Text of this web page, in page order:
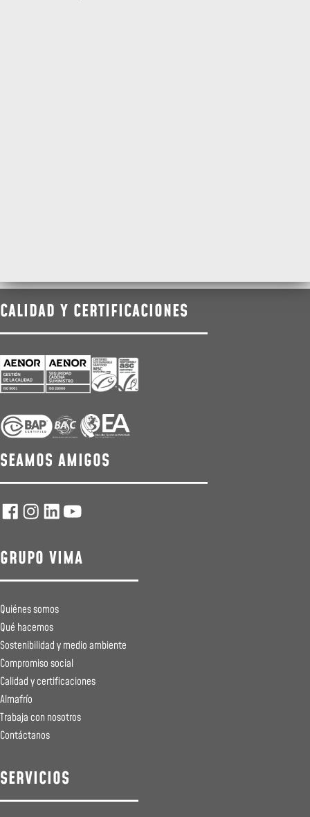
CALIDAD Y CERTIFICACIONES
SEAMOS AMIGOS
GRUPO VIMA
Quiénes somos
Qué hacemos
Sostenibilidad y medio ambiente
Compromiso social
Calidad y certificaciones
Almafrío
Trabaja con nosotros
Contáctanos
SERVICIOS